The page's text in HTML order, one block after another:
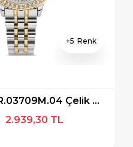
5
Ferrucci FER.03709M.04 Çelik Kordon Kadın Kol Saati
2.939,30 TL